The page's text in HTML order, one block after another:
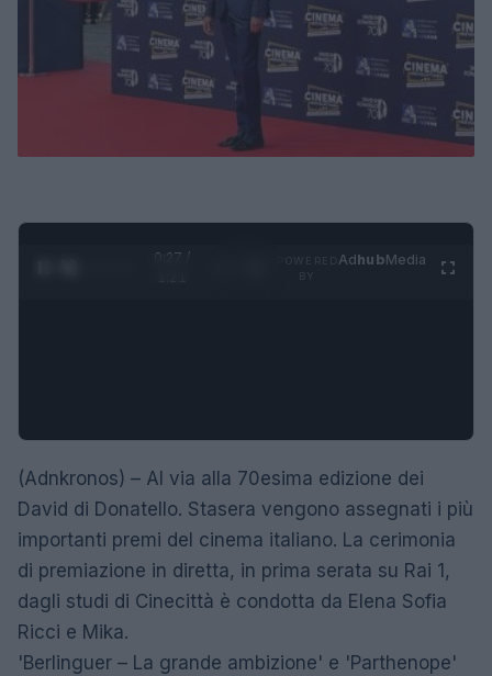
0:28 /
AdhubMedia
(Adnkronos) – Al via alla 70esima edizione dei
David di Donatello. Stasera vengono assegnati i più
importanti premi del cinema italiano. La cerimonia
di premiazione in diretta, in prima serata su Rai 1,
dagli studi di Cinecittà è condotta da Elena Sofia
Ricci e Mika.
'Berlinguer – La grande ambizione' e 'Parthenope'